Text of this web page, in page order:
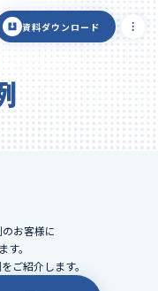
資料ダウンロード
お客様に
。
ご紹介します。